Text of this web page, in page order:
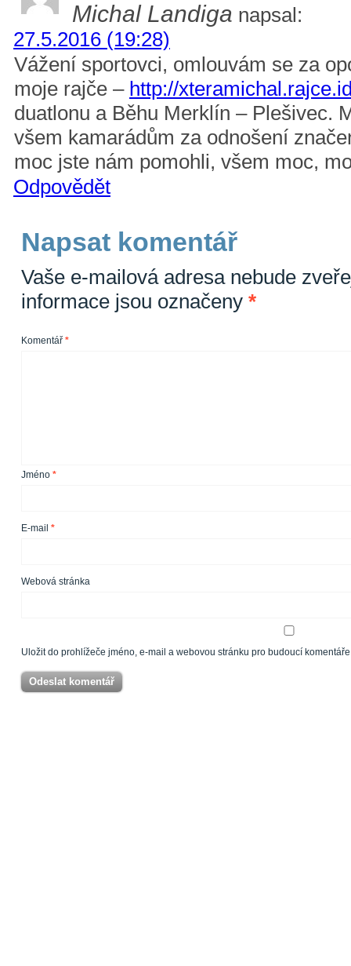
Michal Landiga napsal:
27.5.2016 (19:28)
Vážení sportovci, omlouvám se za
moje rajče – http://
duatlonu a Běhu Merklín – Plešivec.
všem kamarádům za odnošení
moc jste nám pomohli, všem moc,
Odpovědět
Napsat komentář
Vaše e-mailová adresa nebude
informace jsou označeny *
Komentář *
Jméno *
E-mail *
Webová stránka
Uložit do prohlížeče jméno, e-mail a webovou stránku pro budoucí